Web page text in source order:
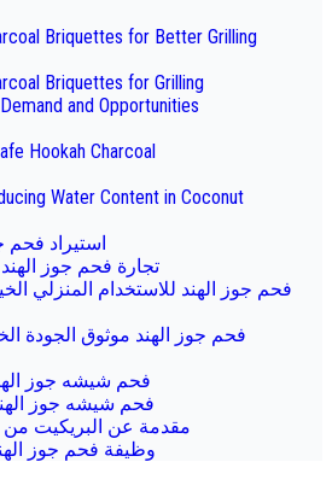
Briquettes for Better Grilling
Briquettes for Grilling
and Opportunities
Hookah Charcoal
Water Content in Coconut
استيراد فحم
تجارة فحم جوز
فحم جوز الهند للاستخدام المنزلي
فحم جوز الهند موثوق الجودة
فحم شيشه جوز
فحم شيشه جوز
مقدمة عن البريكيت من
وظيفة فحم جوز